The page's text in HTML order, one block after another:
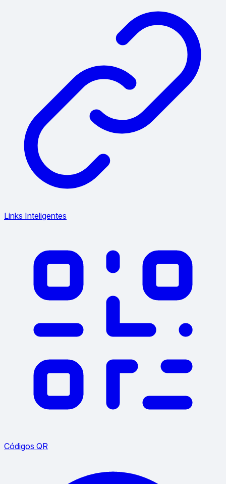
Links Inteligentes
Códigos QR